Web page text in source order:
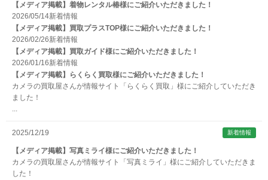
ARAX（アラクス）
Arca-Swiss（アルカスイス）
Argus （アーガス）
ARNUVO（アルヌボ）
ARTISAN&ARTIST (アルティザンアンドアーティスト)
Aska（アスカ/飛鳥）
ATOMOS（アトモス）
erg（エルグ）
AVENON（アベノン）
【メディア掲載】着物レンタル椿様にご紹介いただきました！
2026/05/14新着情報
【メディア掲載】買取プラスTOP様にご紹介いただきました！
2026/02/26新着情報
【メディア掲載】買取ガイド様にご紹介いただきました！
2026/01/16新着情報
【メディア掲載】らくらく買取様にご紹介いただきました！
カメラの買取屋さんが情報サイト「らくらく買取」様にご紹介していただき
ました！
...
2025/12/19 新着情報
【メディア掲載】写真ミライ様にご紹介いただきました！
カメラの買取屋さんが情報サイト「写真ミライ」様にご紹介していただきま
した！